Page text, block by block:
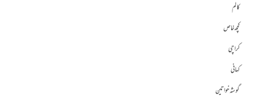
کالم
کچھ خاص
کراچی
کہانی
گوشہ خواتین